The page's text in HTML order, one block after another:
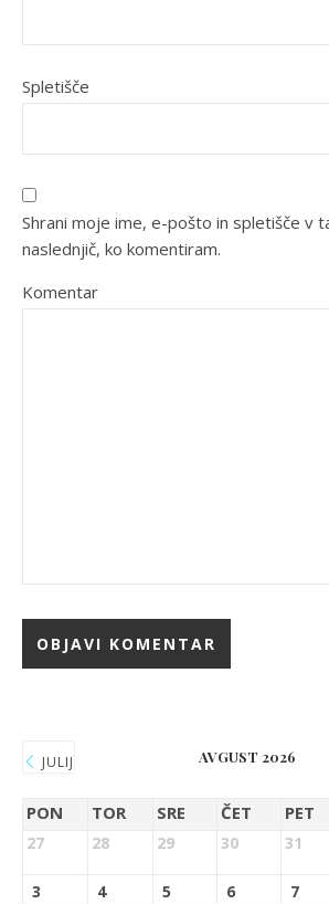
Spletišče
Shrani moje ime, e-pošto in spletišče v
naslednjič, ko komentiram.
Komentar
JULIJ AVGUST 2026
PON TOR SRE ČET PET
27 28 29 30 31
3 4 5 6 7